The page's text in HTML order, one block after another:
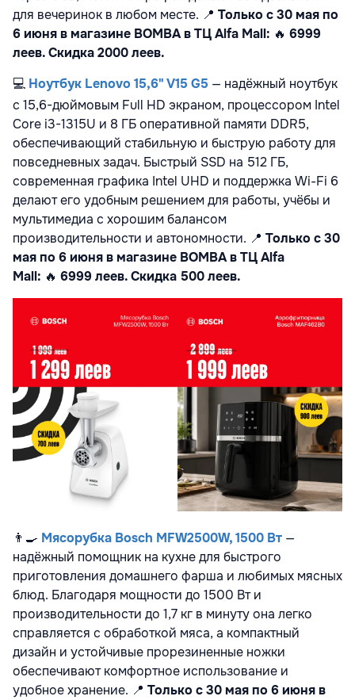
для вечеринок в любом месте. 📍 Только с 30 мая по
6 июня в магазине BOMBA в ТЦ Alfa Mall: 🔥 6999
леев. Скидка 2000 леев.
💻 Ноутбук Lenovo 15,6" V15 G5 — надёжный ноутбук
с 15,6-дюймовым Full HD экраном, процессором Intel
Core i3-1315U и 8 ГБ оперативной памяти DDR5,
обеспечивающий стабильную и быструю работу для
повседневных задач. Быстрый SSD на 512 ГБ,
современная графика Intel UHD и поддержка Wi-Fi 6
делают его удобным решением для работы, учёбы и
мультимедиа с хорошим балансом
производительности и автономности. 📍 Только с 30
мая по 6 июня в магазине BOMBA в ТЦ Alfa
Mall: 🔥 6999 леев. Скидка 500 леев.
👨‍🍳 Мясорубка Bosch MFW2500W, 1500 Вт —
надёжный помощник на кухне для быстрого
приготовления домашнего фарша и любимых мясных
блюд. Благодаря мощности до 1500 Вт и
производительности до 1,7 кг в минуту она легко
справляется с обработкой мяса, а компактный
дизайн и устойчивые прорезиненные ножки
обеспечивают комфортное использование и
удобное хранение. 📍 Только с 30 мая по 6 июня в